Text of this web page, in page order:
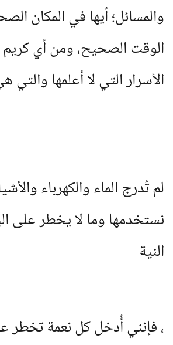
والمسائل؛ أيها في المكان
الوقت الصحيح، ومن أي
الأسرار التي لا أعلمها
لم تُدرج الماء والكهرباء
نستخدمها وما لا يخطر على
النية
، فإنني أُدخل كل نعمة تخطر